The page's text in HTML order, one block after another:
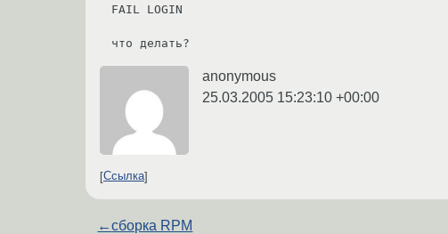
FAIL LOGIN
что делать?
anonymous
25.03.2005 15:23:10 +00:00
Ссылка
←сборка RPM